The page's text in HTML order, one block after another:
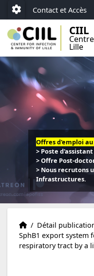
Aller au menu
Aller au contenu
Aller au pied de page
Paramétrage
Contact et Accès
CIIL
Lille
Offres d'emploi au
> Poste
> Offre Post-
> Nous recrutons
Infrastructures.
Publications
Accueil
/ Détail
SphB1 export system
respiratory tract by a